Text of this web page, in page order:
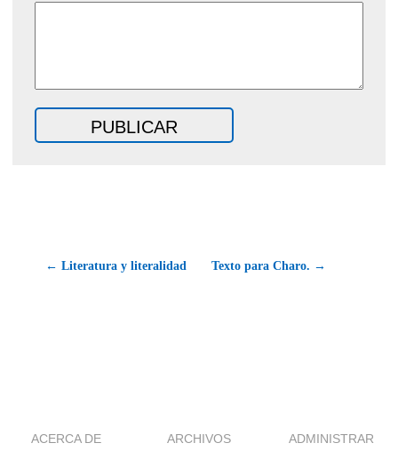
← Literatura y literalidad Texto para Charo. →
ACERCA DE ARCHIVOS ADMINISTRAR